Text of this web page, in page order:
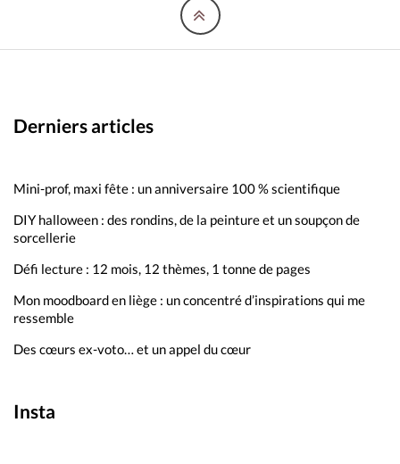
Derniers articles
Mini-prof, maxi fête : un anniversaire 100 % scientifique
DIY halloween : des rondins, de la peinture et un soupçon de
sorcellerie
Défi lecture : 12 mois, 12 thèmes, 1 tonne de pages
Mon moodboard en liège : un concentré d’inspirations qui me
ressemble
Des cœurs ex-voto… et un appel du cœur
Insta